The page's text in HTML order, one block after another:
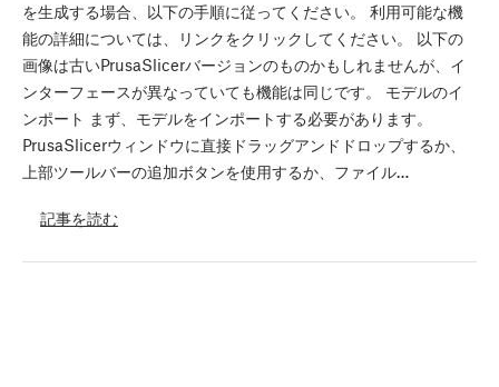
を生成する場合、以下の手順に従ってください。 利用可能な機
能の詳細については、リンクをクリックしてください。 以下の
画像は古いPrusaSlicerバージョンのものかもしれませんが、イ
ンターフェースが異なっていても機能は同じです。 モデルのイ
ンポート まず、モデルをインポートする必要があります。
PrusaSlicerウィンドウに直接ドラッグアンドドロップするか、
上部ツールバーの追加ボタンを使用するか、ファイル…
記事を読む